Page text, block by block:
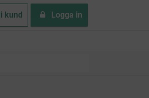
kund Logga in